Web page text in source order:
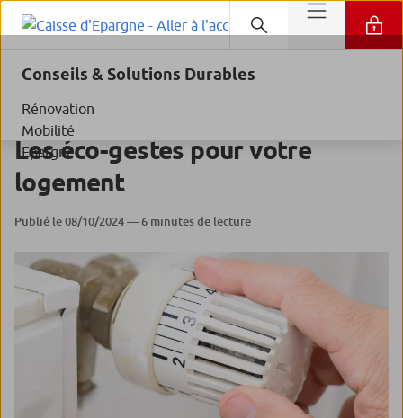
Conseils & Solutions Durables
Rénovation
Mobilité
Epargne
Les éco-gestes pour vot...
Les éco-gestes pour votre
logement
Publié le 08/10/2024 — 6 minutes de lecture